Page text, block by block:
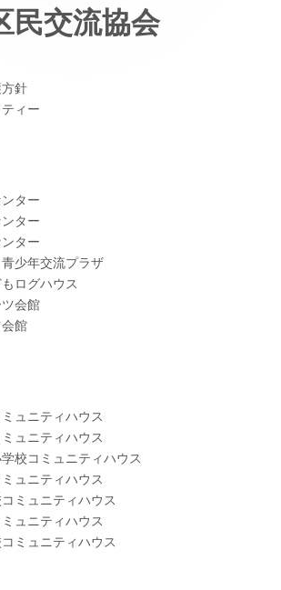
民交流協会
針
ィー
ター
ター
ター
少年交流プラザ
ログハウス
会館
館
ュニティハウス
ュニティハウス
校コミュニティハウス
ュニティハウス
ミュニティハウス
ュニティハウス
ミュニティハウス